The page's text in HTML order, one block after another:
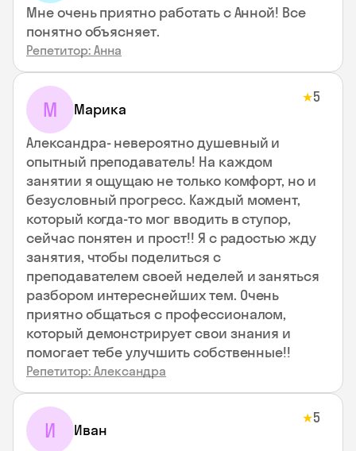
Мне очень приятно работать с Анной! Все
понятно объясняет.
Репетитор: Анна
М Марика
★5
Александра- невероятно душевный и
опытный преподаватель! На каждом
занятии я ощущаю не только комфорт, но и
безусловный прогресс. Каждый момент,
который когда-то мог вводить в ступор,
сейчас понятен и прост!! Я с радостью жду
занятия, чтобы поделиться с
преподавателем своей неделей и заняться
разбором интереснейших тем. Очень
приятно общаться с профессионалом,
который демонстрирует свои знания и
помогает тебе улучшить собственные!!
Репетитор: Александра
И Иван
★5